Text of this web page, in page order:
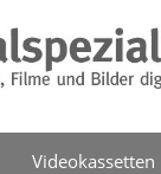
Videokassetten